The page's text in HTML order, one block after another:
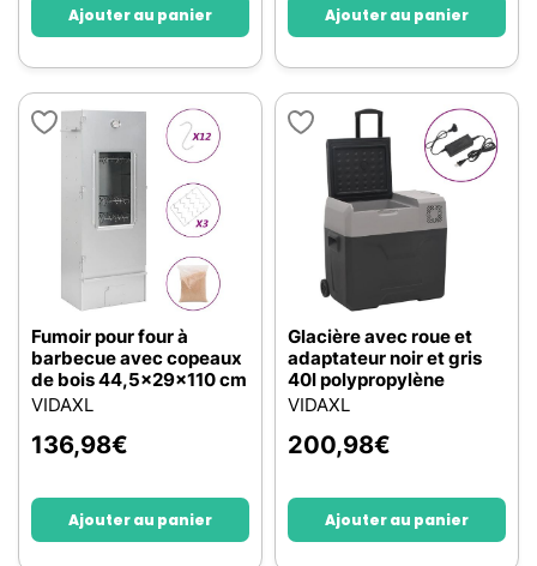
Ajouter au panier Ajouter au panier
Fumoir pour four à
barbecue avec copeaux
de bois 44,5x29x110 cm
VIDAXL
136,98€
Ajouter au panier
Glacière avec roue et
adaptateur noir et gris
40l polypropylène
VIDAXL
200,98€
Ajouter au panier